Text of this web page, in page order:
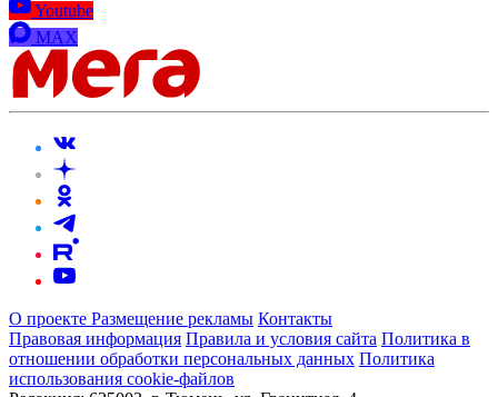
Youtube
MAX
О проекте Размещение рекламы Контакты
Правовая информация Правила и условия сайта Политика в
отношении обработки персональных данных Политика
использования cookie-файлов